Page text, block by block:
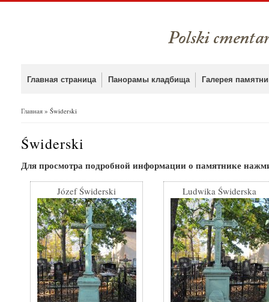
Главная страница Панорамы кладбища Галерея
Главная » Świderski
Świderski
Для просмотра подробной информации о памятнике
Józef Świderski Ludwika Świderska